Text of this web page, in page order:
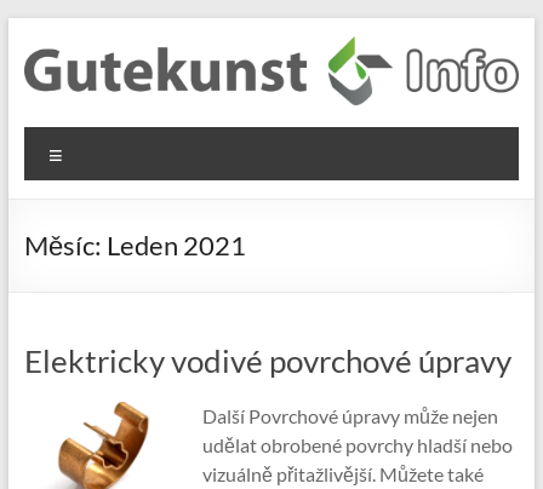
content
Gutekunst
Formfedern
GmbH
Informationen
Flachmaterial
Měsíc: Leden 2021
Elektricky vodivé povrchové úpravy
Další Povrchové úpravy může nejen
udělat obrobené povrchy hladší nebo
vizuálně přitažlivější. Můžete také